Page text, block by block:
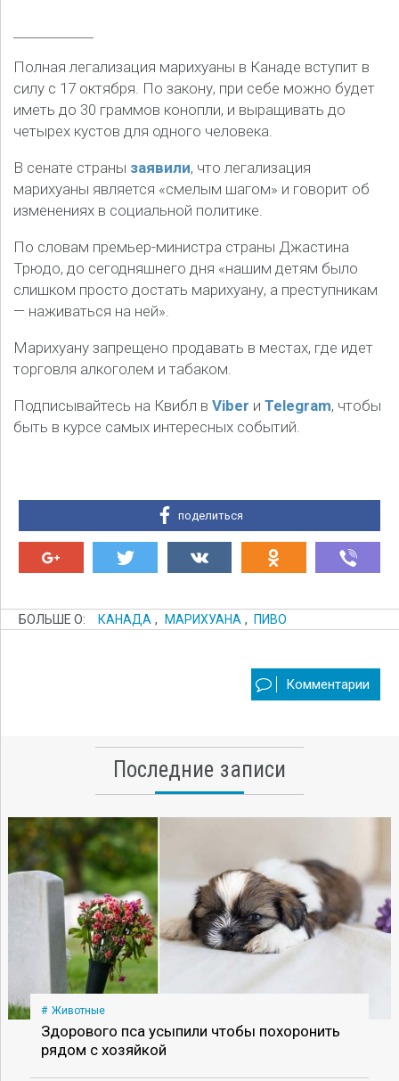
Полная легализация марихуаны в Канаде вступит в
силу с 17 октября. По закону, при себе можно будет
иметь до 30 граммов конопли, и выращивать до
четырех кустов для одного человека.
В сенате страны заявили, что легализация
марихуаны является «смелым шагом» и говорит об
изменениях в социальной политике.
По словам премьер-министра страны Джастина
Трюдо, до сегодняшнего дня «нашим детям было
слишком просто достать марихуану, а преступникам
— наживаться на ней».
Марихуану запрещено продавать в местах, где идет
торговля алкоголем и табаком.
Подписывайтесь на Квибл в Viber и Telegram, чтобы
быть в курсе самых интересных событий.
поделиться
БОЛЬШЕ О: КАНАДА , МАРИХУАНА , ПИВО
Комментарии
Последние записи
Животные
Здорового пса усыпили чтобы похоронить
рядом с хозяйкой